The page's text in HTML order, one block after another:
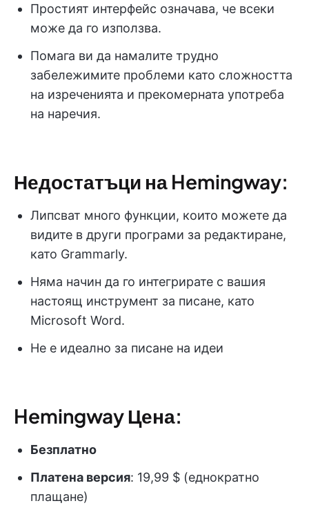
Простият интерфейс означава, че всеки
може да го използва.
Помага ви да намалите трудно
забележимите проблеми като сложността
на изреченията и прекомерната употреба
на наречия.
Недостатъци на Hemingway:
Липсват много функции, които можете да
видите в други програми за редактиране,
като Grammarly.
Няма начин да го интегрирате с вашия
настоящ инструмент за писане, като
Microsoft Word.
Не е идеално за писане на идеи
Hemingway Цена:
Безплатно
Платена версия: 19,99 $ (еднократно
плащане)